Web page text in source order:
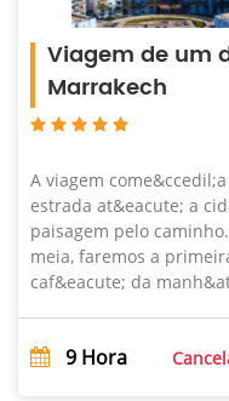
Viagem de um
Marrakech
A viagem
estrada at&eacute; a
paisagem pelo
meia, faremos a
caf&eacute; da
9 Hora